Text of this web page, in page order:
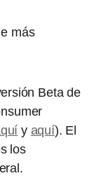
más
Beta de
y aquí). El
los